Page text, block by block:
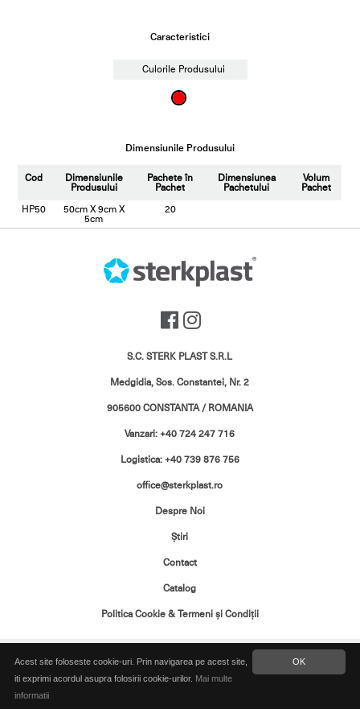
Caracteristici
Culorile Produsului
Dimensiunile Produsului
Cod Dimensiunile
Produsului
Pachete în
Pachet
Dimensiunea
Pachetului
Volum
Pachet
HP50
50cm X 9cm X
5cm
20
S.C. STERK PLAST S.R.L
Medgidia, Sos. Constantei, Nr. 2
905600 CONSTANTA / ROMANIA
Vanzari: +40 724 247 716
Logistica: +40 739 876 756
office@sterkplast.ro
Despre Noi
Ştiri
Contact
Catalog
Politica Cookie & Termeni şi Condiţii
Toate drepturile rezervate. Copyright ©
2026 Sterk Plast
OK
Acest site foloseste cookie-uri. Prin navigarea pe acest site,
iti exprimi acordul asupra folosirii cookie-urilor. Mai multe
informatii